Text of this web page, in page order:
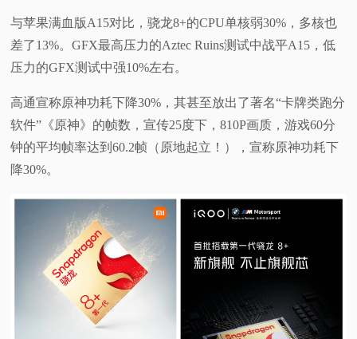
与苹果满血版A15对比，骁龙8+的CPU单核弱30%，多核也
差了13%。GFX最高压力的Aztec Ruins测试中战平A15，低
压力的GFX测试中强10%左右。
高通宣称原神功耗下降30%，其甚至放出了著名“卡牌类跑分
软件”《原神》的帧数，宣传25度下，810P画质，游戏60分
钟的平均帧率达到60.2帧（原地起立！），宣称原神功耗下
降30%。